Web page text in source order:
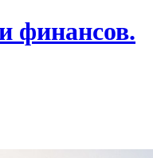
финансов.